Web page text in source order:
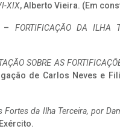
XIX, Alberto Vieira. (Em
– FORTIFICAÇÃO DA ILHA
SOBRE AS
de Carlos Neves e
Fortes da Ilha Terceira, por